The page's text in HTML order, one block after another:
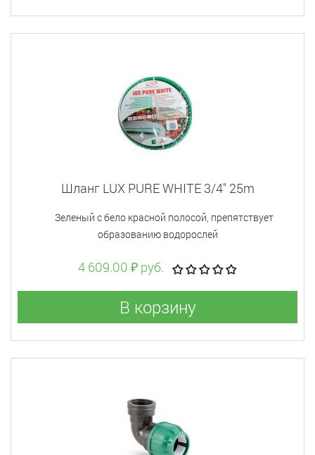
Шланг LUX PURE WHITE 3/4" 25m
Зеленый с бело красной полосой, препятствует
образованию водорослей
4 609.00 ₽ руб.
В корзину